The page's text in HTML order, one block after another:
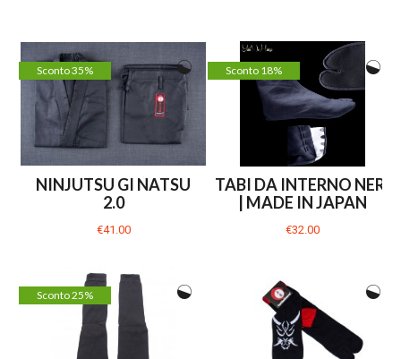
Sconto 35%
NINJUTSU GI NATSU
2.0
€41.00
Sconto 18%
TABI DA INTERNO NERI
| MADE IN JAPAN
€32.00
Sconto 25%